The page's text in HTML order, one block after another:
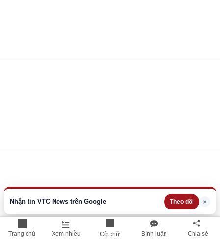
Trang chủ Xem nhiều Cỡ chữ Bình luận Chia sẻ
Nhận tin VTC News trên Google Theo dõi ×